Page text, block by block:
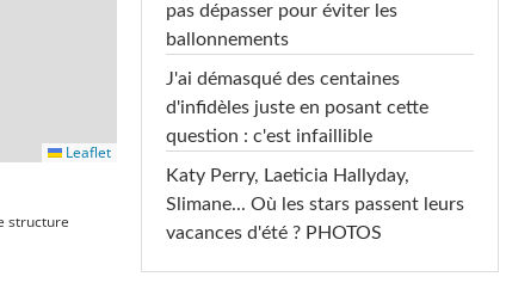
Leaflet
structure
pas dépasser pour éviter les
ballonnements
J'ai démasqué des centaines
d'infidèles juste en posant cette
question : c'est infaillible
Katy Perry, Laeticia Hallyday,
Slimane... Où les stars passent leurs
vacances d'été ? PHOTOS